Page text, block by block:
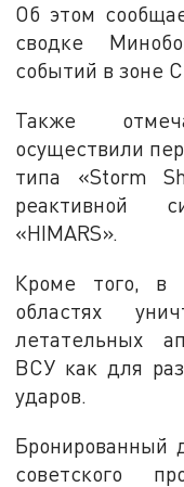
Об этом
сводке
событий в зоне
Также
осуществили
типа «Storm
реактивной
«HIMARS».
Кроме того, в
областях
летательных
ВСУ как для
ударов.
Бронированный
советского